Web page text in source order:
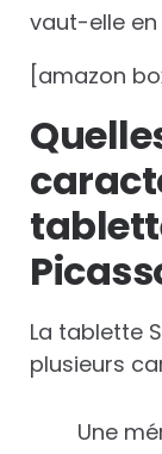
vaut-elle en
[amazon
La tablette
plusieurs
Une